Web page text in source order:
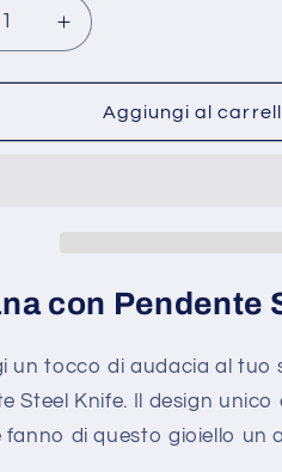
Aumenta
quantità
per
Collana
con
Moda
Idea
con
3
anelli
Aggiungi al
con Pendente
un tocco di audacia al tuo
Steel Knife. Il design
fanno di questo gioiello un